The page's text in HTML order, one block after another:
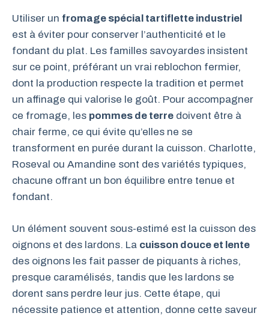
Utiliser un fromage spécial tartiflette industriel
est à éviter pour conserver l’authenticité et le
fondant du plat. Les familles savoyardes insistent
sur ce point, préférant un vrai reblochon fermier,
dont la production respecte la tradition et permet
un affinage qui valorise le goût. Pour accompagner
ce fromage, les pommes de terre doivent être à
chair ferme, ce qui évite qu’elles ne se
transforment en purée durant la cuisson. Charlotte,
Roseval ou Amandine sont des variétés typiques,
chacune offrant un bon équilibre entre tenue et
fondant.
Un élément souvent sous-estimé est la cuisson des
oignons et des lardons. La cuisson douce et lente
des oignons les fait passer de piquants à riches,
presque caramélisés, tandis que les lardons se
dorent sans perdre leur jus. Cette étape, qui
nécessite patience et attention, donne cette saveur